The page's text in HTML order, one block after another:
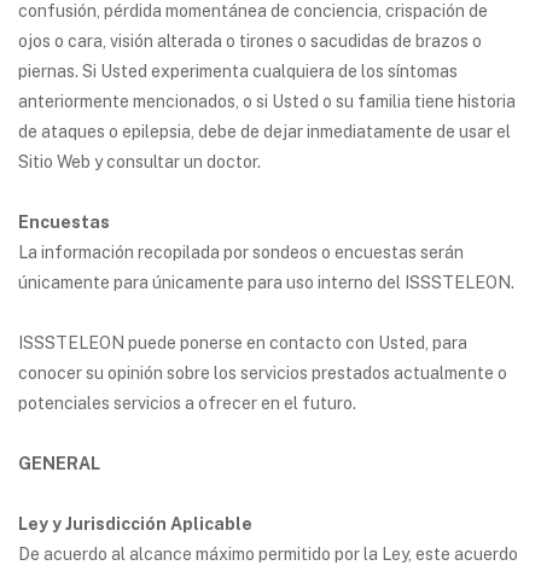
confusión, pérdida momentánea de conciencia, crispación de
ojos o cara, visión alterada o tirones o sacudidas de brazos o
piernas. Si Usted experimenta cualquiera de los síntomas
anteriormente mencionados, o si Usted o su familia tiene historia
de ataques o epilepsia, debe de dejar inmediatamente de usar el
Sitio Web y consultar un doctor.
Encuestas
La información recopilada por sondeos o encuestas serán
únicamente para únicamente para uso interno del ISSSTELEON.
ISSSTELEON puede ponerse en contacto con Usted, para
conocer su opinión sobre los servicios prestados actualmente o
potenciales servicios a ofrecer en el futuro.
GENERAL
Ley y Jurisdicción Aplicable
De acuerdo al alcance máximo permitido por la Ley, este acuerdo